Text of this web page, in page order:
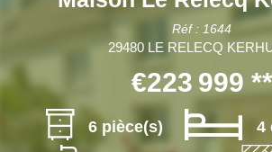
Réf : 1644
29480 LE RELECQ
€223 999 **
6 pièce(s)
4